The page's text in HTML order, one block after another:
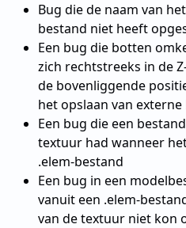
Bug die de naam van
bestand niet heeft
Een bug die botten
zich rechtstreeks in de
de bovenliggende
het opslaan van
Een bug die een
textuur had wanneer
.elem-bestand
Een bug in een
vanuit een .elem-
van de textuur niet kon